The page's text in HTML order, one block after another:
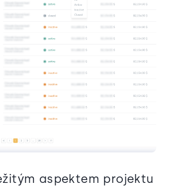
aspektem projektu